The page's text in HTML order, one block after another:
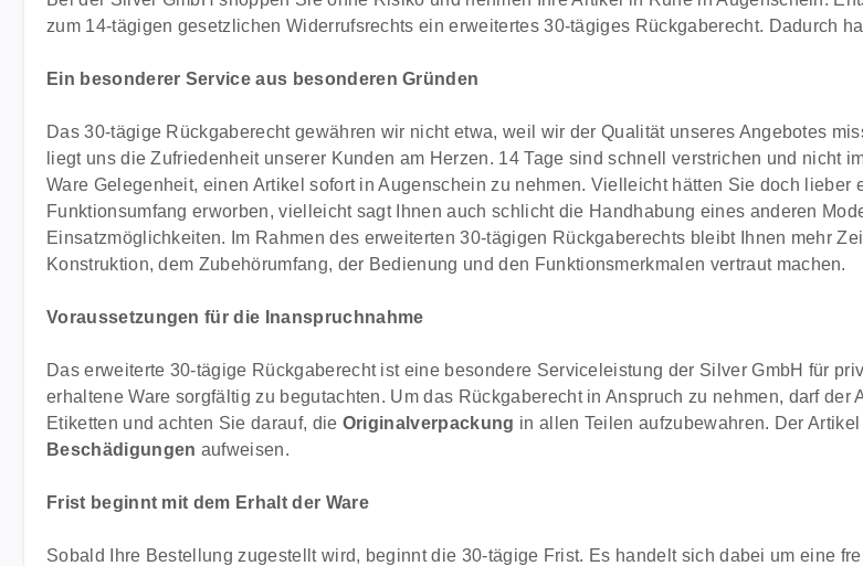
zum 14-tägigen gesetzlichen Widerrufsrechts ein erweitertes 30-tägiges Rückgaberecht. Dadurch
Ein besonderer Service aus besonderen Gründen
Das 30-tägige Rückgaberecht gewähren wir nicht etwa, weil wir der Qualität unseres Angebotes
liegt uns die Zufriedenheit unserer Kunden am Herzen. 14 Tage sind schnell verstrichen und nicht
Ware Gelegenheit, einen Artikel sofort in Augenschein zu nehmen. Vielleicht hätten Sie doch
Funktionsumfang erworben, vielleicht sagt Ihnen auch schlicht die Handhabung eines anderen
Einsatzmöglichkeiten. Im Rahmen des erweiterten 30-tägigen Rückgaberechts bleibt Ihnen mehr
Konstruktion, dem Zubehörumfang, der Bedienung und den Funktionsmerkmalen vertraut machen.
Voraussetzungen für die Inanspruchnahme
Das erweiterte 30-tägige Rückgaberecht ist eine besondere Serviceleistung der Silver GmbH für
erhaltene Ware sorgfältig zu begutachten. Um das Rückgaberecht in Anspruch zu nehmen, darf der
Etiketten und achten Sie darauf, die Originalverpackung in allen Teilen aufzubewahren. Der
Beschädigungen aufweisen.
Frist beginnt mit dem Erhalt der Ware
Sobald Ihre Bestellung zugestellt wird, beginnt die 30-tägige Frist. Es handelt sich dabei um eine